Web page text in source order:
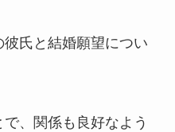
氏と結婚願望につい
、関係も良好なよう